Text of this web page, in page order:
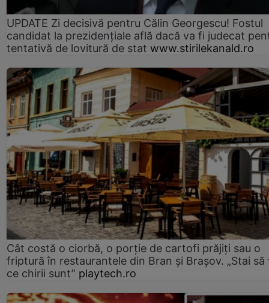
UPDATE Zi decisivă pentru Călin Georgescu! Fostul
candidat la prezidențiale află dacă va fi judecat
tentativă de lovitură de stat www.stirilekanald.ro
Cât costă o ciorbă, o porţie de cartofi prăjiţi sau o
friptură în restaurantele din Bran şi Braşov. „Stai să
ce chirii sunt” playtech.ro